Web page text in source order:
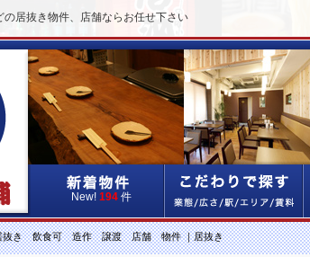
居抜き物件、店舗ならお任せ下さい
New! 194 件
き 飲食可 造作 譲渡 店舗 物件 ｜居抜き